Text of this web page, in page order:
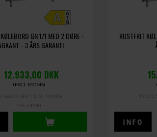
GN 1/1 MED 2 DØRE -
- 3 ÅRS GARANTI
12.933,00 DKK
(EXCL. MOMS)
TEF-54290
RUSTFRIT